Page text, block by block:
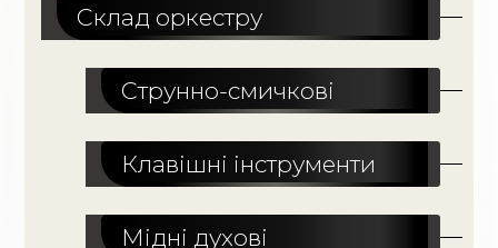
Склад оркестру
Струнно-смичкові
Клавішні інструменти
Мідні духові